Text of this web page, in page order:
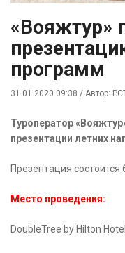
«Вояжтур»
программ
31.01.2020 09:38 / Автор:
Туроператор
презентации летних
Презентация состоится
Место проведения:
DoubleTree by Hilton